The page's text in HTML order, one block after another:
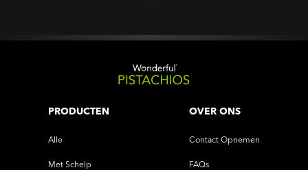
PRODUCTEN
Alle
Met Schelp
OVER ONS
Contact Opnemen
FAQs